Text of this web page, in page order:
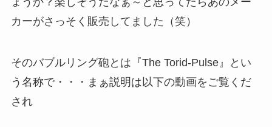
カーがさっそく販売してました（笑）
そのバブルリング砲とは『The Torid-Pulse』とい
う名称で・・・まぁ説明は以下の動画をご覧くだ
され